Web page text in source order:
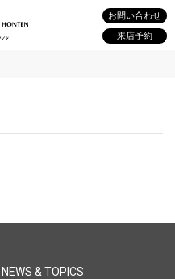
お問い合わせ
来店予約
NEWS & TOPICS